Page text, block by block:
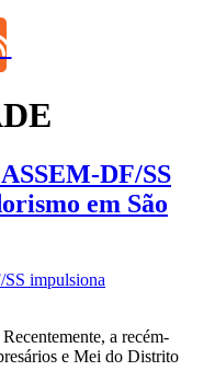
DF/SS
em São
a recém-
e Mei do Distrito